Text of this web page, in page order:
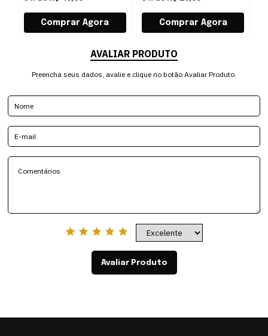
AVALIAR PRODUTO
Preencha seus dados, avalie e clique no botão Avaliar Produto.
Avaliar Produto